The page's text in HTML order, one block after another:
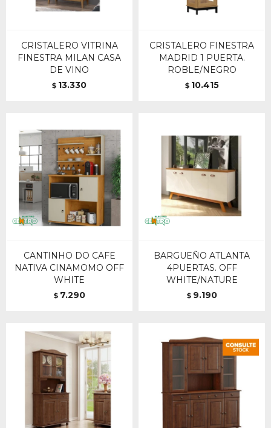
CRISTALERO VITRINA
FINESTRA MILAN CASA
DE VINO
$ 13.330
CRISTALERO FINESTRA
MADRID 1 PUERTA.
ROBLE/NEGRO
$ 10.415
CANTINHO DO CAFE
NATIVA CINAMOMO OFF
WHITE
$ 7.290
BARGUEÑO ATLANTA
4PUERTAS. OFF
WHITE/NATURE
$ 9.190